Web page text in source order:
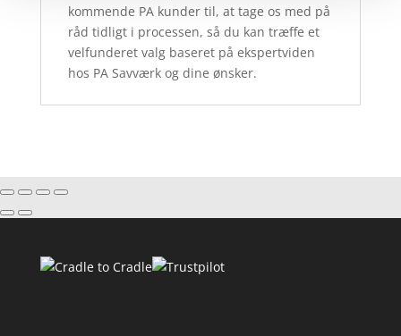
kommende PA kunder til, at tage os med på
råd tidligt i processen, så du kan træffe et
velfunderet valg baseret på ekspertviden
hos PA Savværk og dine ønsker.